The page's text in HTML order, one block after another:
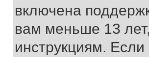
включена
вам меньше 13
инструкциям. Если